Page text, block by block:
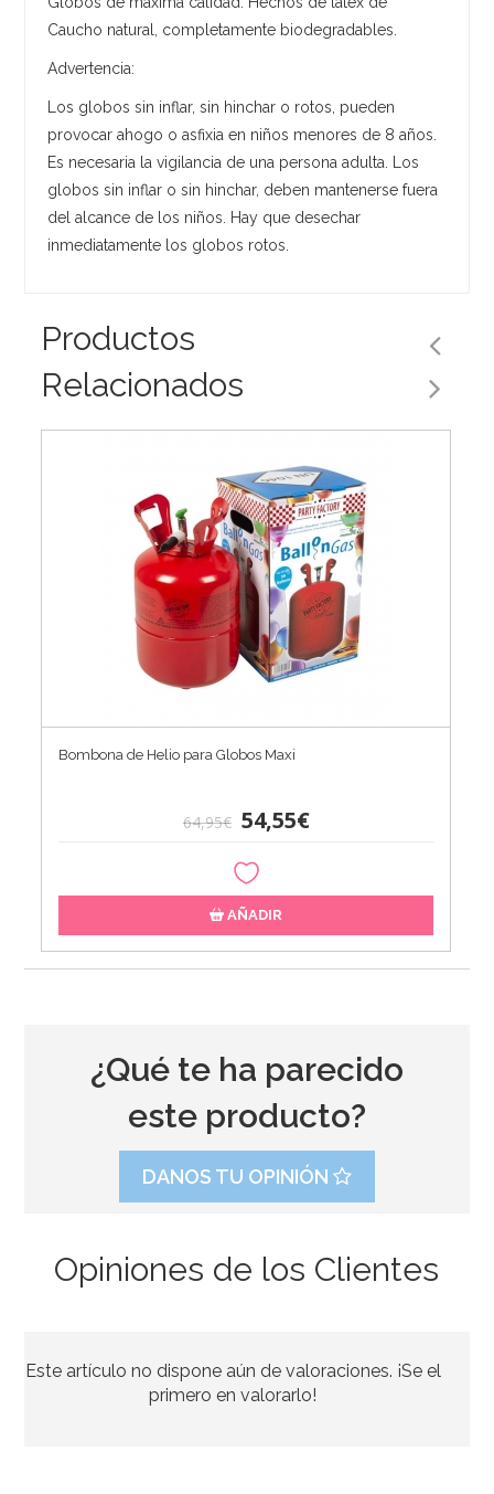
Caucho natural, completamente biodegradables.
Advertencia:
Los globos sin inflar, sin hinchar o rotos, pueden
provocar ahogo o asfixia en niños menores de 8 años.
Es necesaria la vigilancia de una persona adulta. Los
globos sin inflar o sin hinchar, deben mantenerse fuera
del alcance de los niños. Hay que desechar
inmediatamente los globos rotos.
Productos
Relacionados
Bombona de Helio para Globos Maxi
64,95€ 54,55€
AÑADIR
1,50€
¿Qué te ha parecido
este producto?
DANOS TU OPINIÓN
Opiniones de los Clientes
Este artículo no dispone aún de valoraciones. ¡Se el
primero en valorarlo!